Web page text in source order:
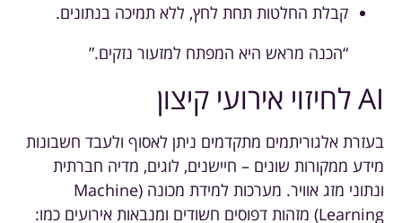
קבלת החלטות תחת לחץ, ללא תמיכה בנתונים.
“הכנה מראש היא המפתח למזעור נזקים.”
AI לחיזוי אירועי קיצון
בעזרת אלגוריתמים מתקדמים ניתן לאסוף ולעבד חשבונות
מידע ממקורות שונים – חיישנים, לוגים, מדיה חברתית
ונתוני מזג אוויר. מערכות למידת מכונה (Machine
Learning) מזהות דפוסים חשודים ומנבאות אירועים כמו: